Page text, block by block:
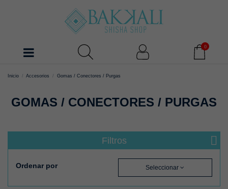
0
Inicio Accesorios Gomas / Conectores / Purgas
GOMAS / CONECTORES / PURGAS
Filtros
Ordenar por Seleccionar